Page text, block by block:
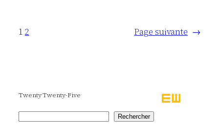
1 2 Page suivante →
Twenty Twenty-Five
Rechercher Rechercher